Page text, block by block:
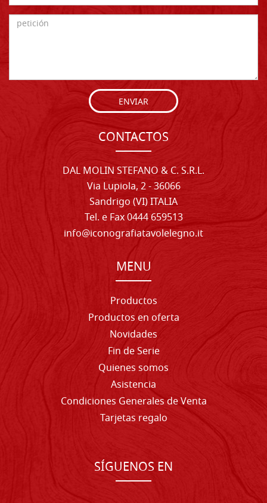
ENVIAR
CONTACTOS
DAL MOLIN STEFANO & C. S.R.L.
Via Lupiola, 2 - 36066
Sandrigo (VI) ITALIA
Tel. e Fax 0444 659513
info@iconografiatavolelegno.it
MENU
Productos
Productos en oferta
Novidades
Fin de Serie
Quienes somos
Asistencia
Condiciones Generales de Venta
Tarjetas regalo
SÍGUENOS EN